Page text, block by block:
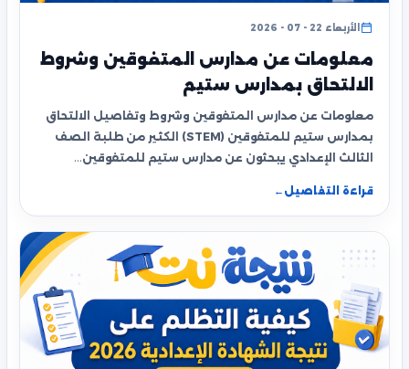
الأربعاء 22 - 07 - 2026
معلومات عن مدارس المتفوقين وشروط
الالتحاق بمدارس ستيم
معلومات عن مدارس المتفوقين وشروط وتفاصيل الالتحاق
بمدارس ستيم للمتفوقين (STEM) الكثير من طلبة الصف
الثالث الإعدادي يبحثون عن مدارس ستيم للمتفوقين…
قراءة التفاصيل ←